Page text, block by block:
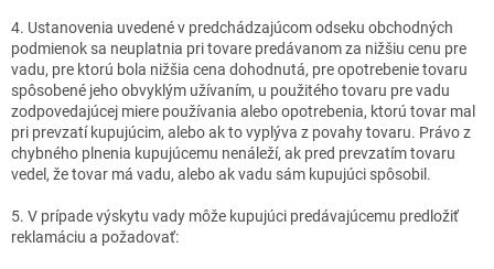
4. Ustanovenia uvedené v predchádzajúcom odseku obchodných
podmienok sa neuplatnia pri tovare predávanom za nižšiu cenu pre
vadu, pre ktorú bola nižšia cena dohodnutá, pre opotrebenie tovaru
spôsobené jeho obvyklým užívaním, u použitého tovaru pre vadu
zodpovedajúcej miere používania alebo opotrebenia, ktorú tovar mal
pri prevzatí kupujúcim, alebo ak to vyplýva z povahy tovaru. Právo z
chybného plnenia kupujúcemu nenáleží, ak pred prevzatím tovaru
vedel, že tovar má vadu, alebo ak vadu sám kupujúci spôsobil.
5. V prípade výskytu vady môže kupujúci predávajúcemu predložiť
reklamáciu a požadovať: